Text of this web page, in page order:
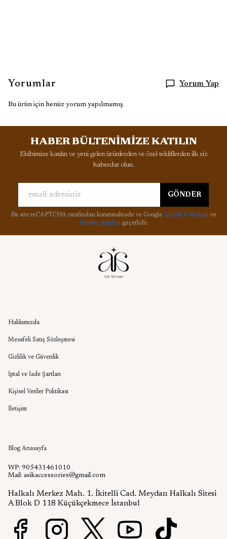
Yorumlar Yorum Yap
Bu ürün için henüz yorum yapılmamış.
HABER BÜLTENİMİZE KATILIN
Ekibimize katılın ve yeni gelen ürünlerden ve özel tekliflerden ilk siz
haberdar olun.
GÖNDER
Bu site reCAPTCHA tarafından korunmaktadır ve Google Gizlilik Politikası ve
Hizmet Şartları geçerlidir.
Hakkımızda
Mesafeli Satış Sözleşmesi
Gizlilik ve Güvenlik
İptal ve İade Şartları
Kişisel Veriler Politikası
İletişim
Blog Anasayfa
WP: 905431461010
Mail: asikaccessories@gmail.com
Halkalı Merkez Mah. 1. İkitelli Cad. Meydan Halkalı Sitesi
A Blok D 118 Küçükçekmece İstanbul